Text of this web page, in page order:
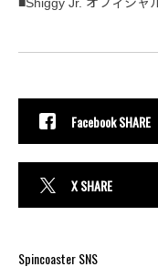
■Shiggy Jr. オフィシャ
Facebook SHARE
X SHARE
Spincoaster SNS